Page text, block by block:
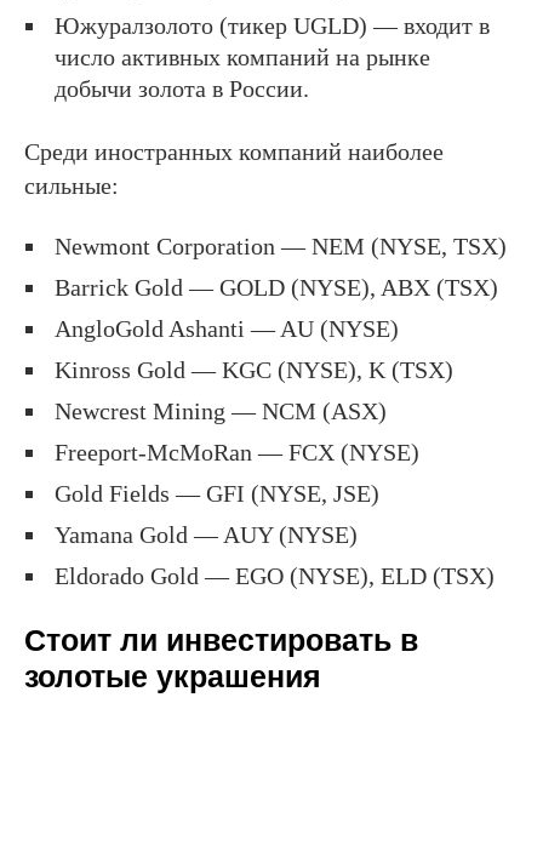
Южуралзолото (тикер UGLD) — входит в
число активных компаний на рынке
добычи золота в России.
Среди иностранных компаний наиболее
сильные:
Newmont Corporation — NEM (NYSE, TSX)
Barrick Gold — GOLD (NYSE), ABX (TSX)
AngloGold Ashanti — AU (NYSE)
Kinross Gold — KGC (NYSE), K (TSX)
Newcrest Mining — NCM (ASX)
Freeport-McMoRan — FCX (NYSE)
Gold Fields — GFI (NYSE, JSE)
Yamana Gold — AUY (NYSE)
Eldorado Gold — EGO (NYSE), ELD (TSX)
Стоит ли инвестировать в
золотые украшения